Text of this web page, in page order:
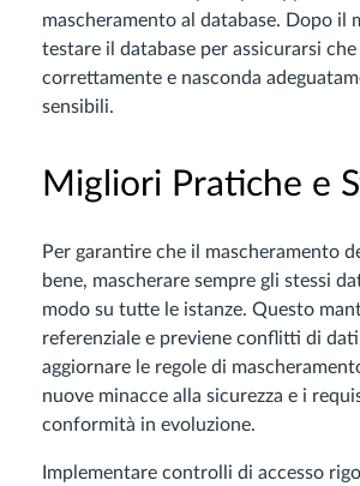
mascheramento al database. Dopo il
testare il database per assicurarsi
correttamente e nasconda
sensibili.
Migliori Pratiche e
Per garantire che il mascheramento
bene, mascherare sempre gli stessi
modo su tutte le istanze. Questo
referenziale e previene conflitti di
aggiornare le regole di
nuove minacce alla sicurezza e i
conformità in evoluzione.
Implementare controlli di accesso